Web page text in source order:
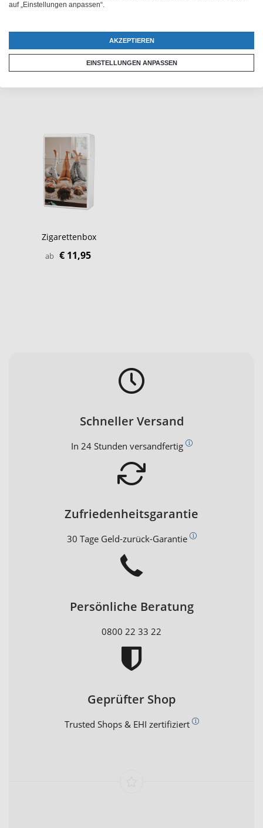
Zigarettenbox
ab € 11,95
Schneller Versand
In 24 Stunden versandfertig
Zufriedenheitsgarantie
30 Tage Geld-zurück-Garantie
Persönliche Beratung
0800 22 33 22
Geprüfter Shop
Trusted Shops & EHI zertifiziert
auf „Einstellungen anpassen“.
AKZEPTIEREN
EINSTELLUNGEN ANPASSEN